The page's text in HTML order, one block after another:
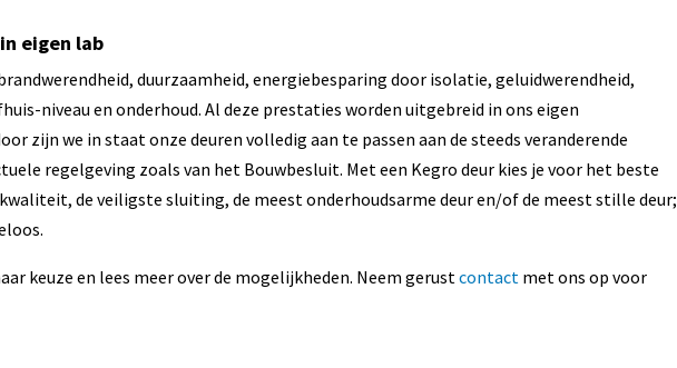
eigen lab
duurzaamheid, energiebesparing door isolatie, geluidwerendheid,
niveau en onderhoud. Al deze prestaties worden uitgebreid in ons eigen
zijn we in staat onze deuren volledig aan te passen aan de steeds veranderende
regelgeving zoals van het Bouwbesluit. Met een Kegro deur kies je voor het beste
de veiligste sluiting, de meest onderhoudsarme deur en/of de meest stille deur;
keuze en lees meer over de mogelijkheden. Neem gerustcontact met ons op voor